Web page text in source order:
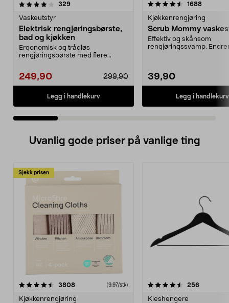
329anmeldelser
Vaskeutstyr
Elektrisk rengjøringsbørste,
bad og kjøkken
Ergonomisk og trådløs
rengjøringsbørste med flere
249,90 299,90
Legg i handlekurv
4.5 av 5 stjerner 1688
Kjøkkenrengjøring
Scrub Mommy
Effektiv og skånsom
rengjøringssvamp.
39,90
Legg i handlekurv
4.5 av 5 stjerner
Uvanlig gode priser på vanlige ting
Sjekk prisen
3808anmeldelser(9,97/stk)
Kjøkkenrengjøring
4.5av 5 stjerner 256
Kleshengere
4.5av 5 stjerner